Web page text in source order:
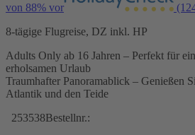
von 88% vor
8-tägige Flugreise, DZ inkl. HP
Adults Only ab 16 Jahren – Perfekt für
erholsamen Urlaub
Traumhafter Panoramablick – Genießen
Atlantik und den Teide
253538Bestellnr.: